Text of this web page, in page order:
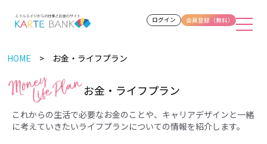
ログイン 会員登録（無料）
HOME お金・ライフプラン
お金・ライフプラン
これからの生活で必要なお金のことや、 キャリアデザインと一緒
に考えていきたいライフプランについての情報を紹介します。